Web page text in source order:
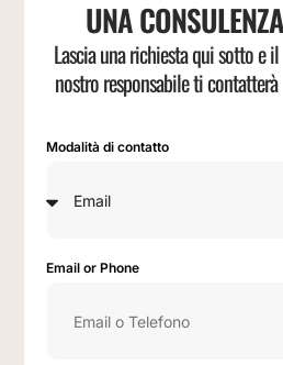
UNA
Lascia una richiesta qui sotto e il
nostro responsabile ti contatterà
Modalità di contatto
Email or Phone